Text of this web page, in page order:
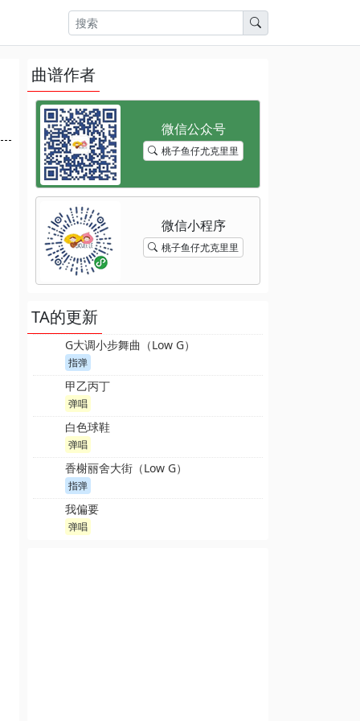
曲谱作者
桃子鱼仔尤克里里
桃子鱼仔尤克里里
TA的更新
G大调小步舞曲（Low G）
指弹
甲乙丙丁
弹唱
白色球鞋
弹唱
香榭丽舍大街（Low G）
指弹
我偏要
弹唱